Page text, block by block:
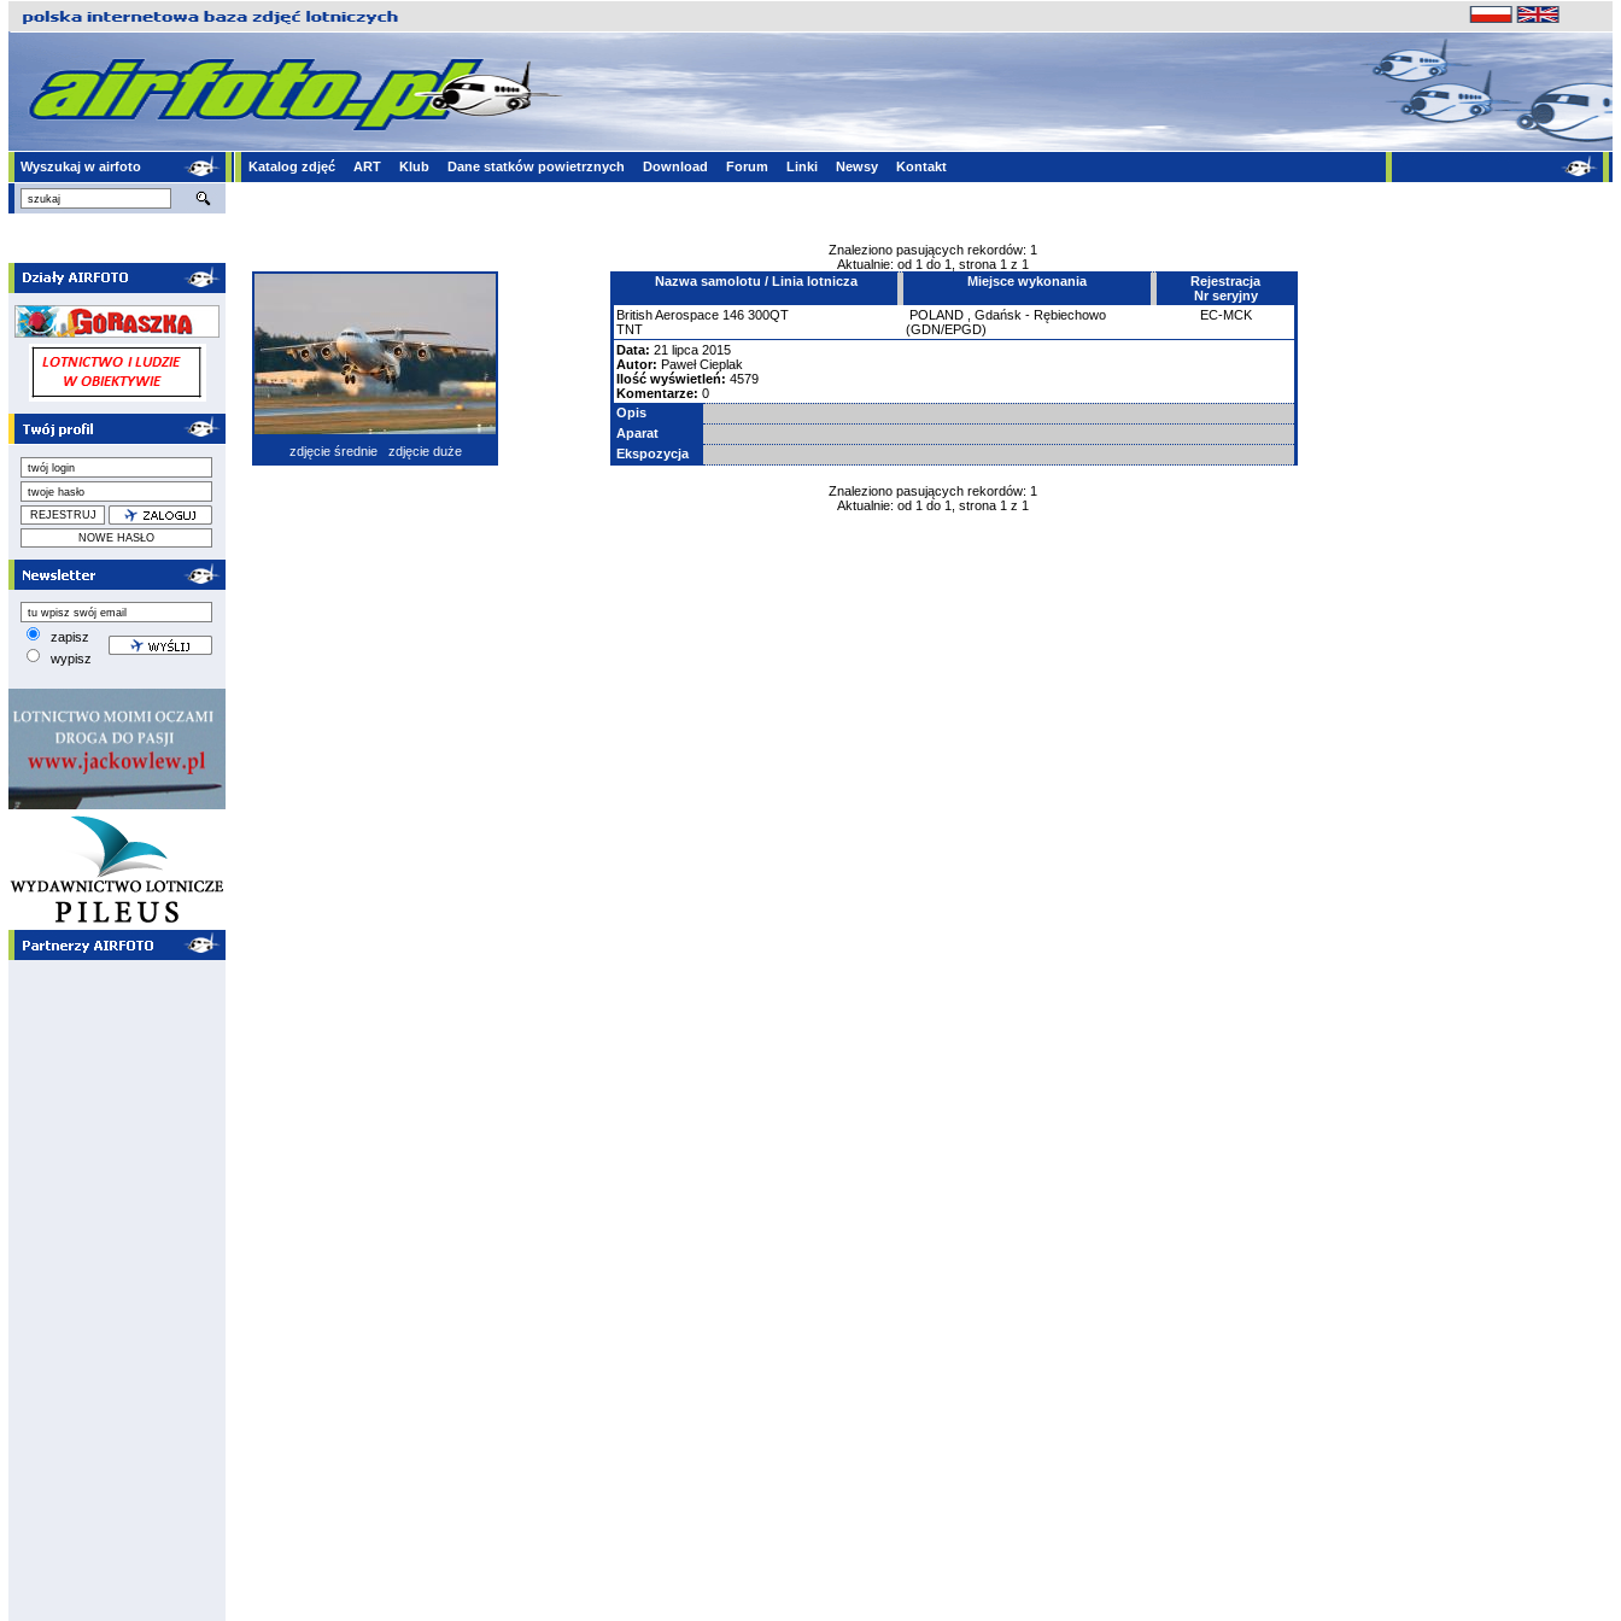
Wyszukaj w airfoto Katalog zdjęć ART Klub Dane statków powietrznych Download Forum Linki Newsy Kontakt
zapisz
wypisz
Znaleziono pasujących rekordów: 1
Aktualnie: od 1 do 1, strona 1 z 1
zdjęcie średnie zdjęcie duże
Nazwa samolotu / Linia lotnicza Miejsce wykonania
Rejestracja
Nr seryjny
British Aerospace 146 300QT
TNT
POLAND
Gdańsk - Rębiechowo
(GDN/EPGD)
EC-MCK
Data: 21 lipca 2015
Autor: Paweł Cieplak
Ilość wyświetleń: 4579
Komentarze: 0
Opis
Aparat
Ekspozycja
Znaleziono pasujących rekordów: 1
Aktualnie: od 1 do 1, strona 1 z 1